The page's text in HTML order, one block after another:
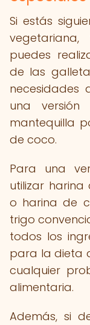
Si estás
puedes
de las
necesidades
una versión
mantequilla
de coco.
Para una
utilizar
o harina de
trigo
todos los
para la dieta
cualquier
alimentaria.
Además, si